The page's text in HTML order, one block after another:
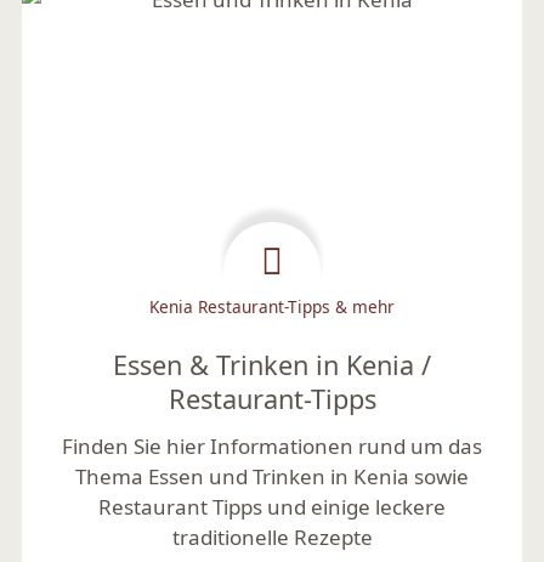
Kenia Restaurant-Tipps & mehr
Essen & Trinken in Kenia /
Restaurant-Tipps
Finden Sie hier Informationen rund um das
Thema Essen und Trinken in Kenia sowie
Restaurant Tipps und einige leckere
traditionelle Rezepte